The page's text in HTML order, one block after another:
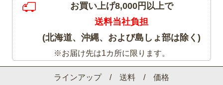
ラインアップ / 送料 / 価格
お買い上げ8,000円以上で
送料当社負担
(北海道、沖縄、および島しょ部は除く)
※お届け先は1カ所に限ります。